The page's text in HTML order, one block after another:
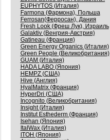
EUPHYTOS (Италия)
Farmona (Фармона), Польша
Ferrosan(Ферросан), Дания
Fresh Look (Фреш Лук), Израиль
Galaktiv (Венгрия-Австрия)
Gatineau (Франция)
Green Energy Organics (Италия)
Green People (Великобритания)
GUAM (Италия)
HADA LABO (Япония)
HEMPZ (США)
Hive (Англия)
HyalMatrix (Франция)
HyperDri (США)
Incognito (Великобритания)
Insight (Италия)
Institut Esthederm (Франция)
Isehan (Япония)
ItalWax (Италия)
ITOH (Япония)